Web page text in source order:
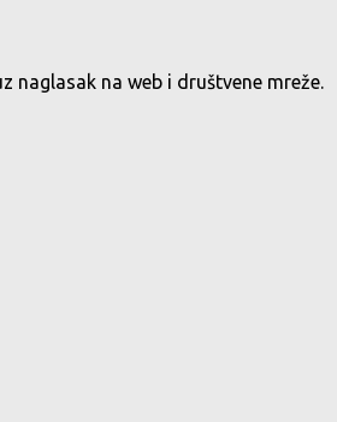
na web i društvene mreže.